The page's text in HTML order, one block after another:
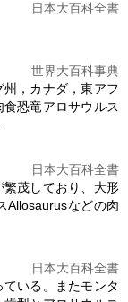
日本大百科全書
世界大百科事典
，カナダ，東アフ
食恐竜アロサウルス
日本大百科全書
茂しており、大形
Allosaurusなどの肉
日本大百科全書
いる。またモンタ